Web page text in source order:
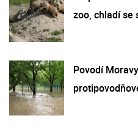
zoo, chladí se
Povodí